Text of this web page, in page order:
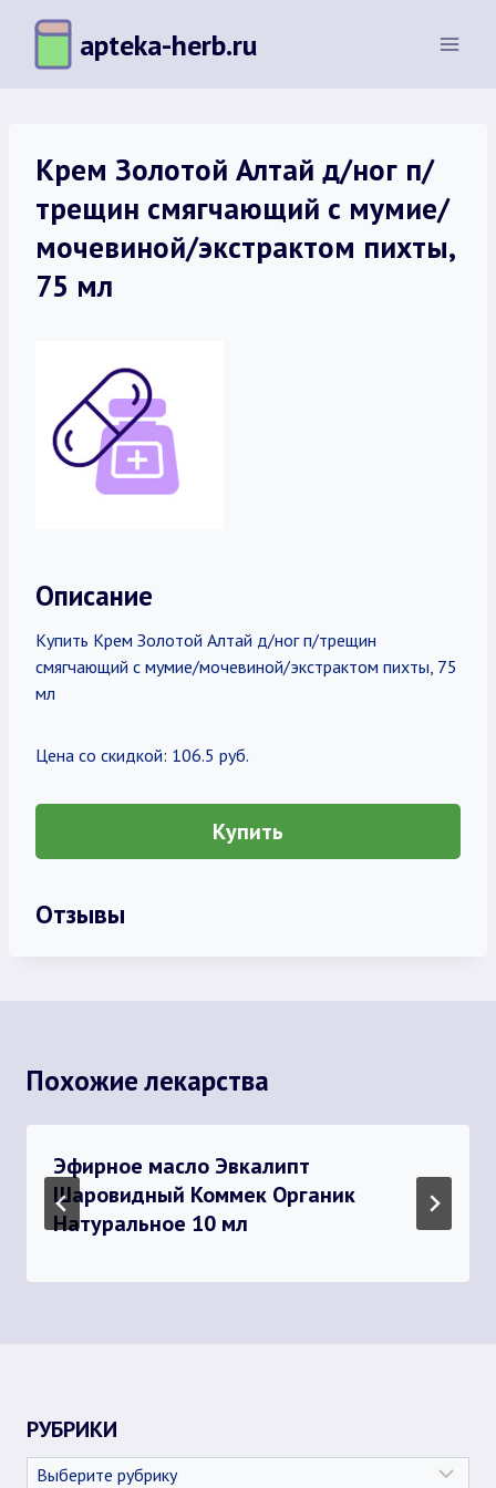
Перейти
содержимому
apteka-herb.ru
Крем Золотой Алтай д/ног п/
трещин смягчающий с мумие/
мочевиной/экстрактом пихты,
75 мл
Описание
Купить Крем Золотой Алтай д/ног п/трещин
смягчающий с мумие/мочевиной/экстрактом пихты, 75
мл
Цена со скидкой: 106.5 руб.
Купить
Отзывы
Похожие лекарства
Эфирное масло Эвкалипт
Шаровидный Коммек Органик
Натуральное 10 мл
РУБРИКИ
Рубрики